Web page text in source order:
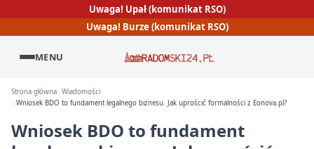
Uwaga! Upał (komunikat RSO)
Uwaga! Burze (komunikat RSO)
MENU
Strona główna Wiadomości
Wniosek BDO to fundament legalnego biznesu. Jak uprościć formalności z Eonova.pl?
Wniosek BDO to fundament